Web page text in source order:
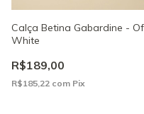
Calça Betina Gabardine -
White
R$189,00
R$185,22 com Pix